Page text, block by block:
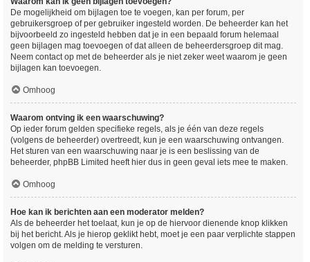
De mogelijkheid om bijlagen toe te voegen, kan per forum, per
gebruikersgroep of per gebruiker ingesteld worden. De beheerder kan het
bijvoorbeeld zo ingesteld hebben dat je in een bepaald forum helemaal
geen bijlagen mag toevoegen of dat alleen de beheerdersgroep dit mag.
Neem contact op met de beheerder als je niet zeker weet waarom je geen
bijlagen kan toevoegen.
Omhoog
Waarom ontving ik een waarschuwing?
Op ieder forum gelden specifieke regels, als je één van deze regels
(volgens de beheerder) overtreedt, kun je een waarschuwing ontvangen.
Het sturen van een waarschuwing naar je is een beslissing van de
beheerder, phpBB Limited heeft hier dus in geen geval iets mee te maken.
Omhoog
Hoe kan ik berichten aan een moderator melden?
Als de beheerder het toelaat, kun je op de hiervoor dienende knop klikken
bij het bericht. Als je hierop geklikt hebt, moet je een paar verplichte stappen
volgen om de melding te versturen.